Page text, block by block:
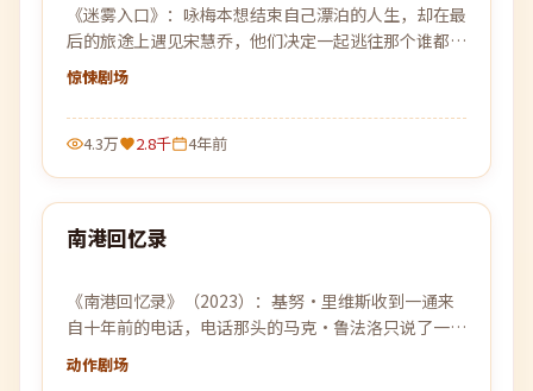
《迷雾入口》：咏梅本想结束自己漂泊的人生，却在最
后的旅途上遇见宋慧乔，他们决定一起逃往那个谁都没
去过的远方。
惊悚剧场
4.3万 2.8千 4年前
最新
98:32
南港回忆录
《南港回忆录》（2023）：基努·里维斯收到一通来
自十年前的电话，电话那头的马克·鲁法洛只说了一句
话——「别回来」。
动作剧场